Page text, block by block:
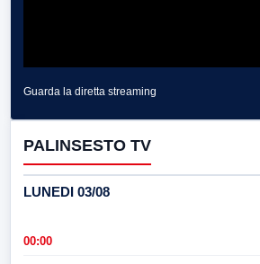
Guarda la diretta streaming
PALINSESTO TV
LUNEDI 03/08
00:00